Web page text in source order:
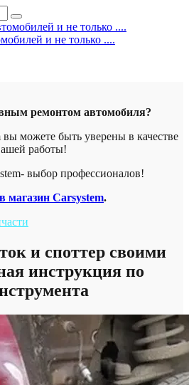
и не только ....
ремонтом автомобиля?
можете быть уверены в качестве
работы!
выбор профессионалов!
магазин Carsystem.
и споттер своими
инструкция по